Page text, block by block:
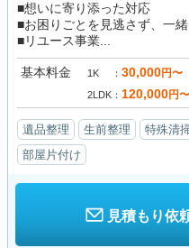
■想いに寄り添った対応
■お困りごとを見逃さず、一
■リユース事業...
基本料金 1K 30,000円〜
2LDK 120,000円〜
遺品整理 生前整理 特殊清
部屋片付け
見積もり依